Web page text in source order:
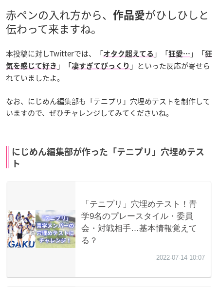
赤ペンの入れ方から、 作品愛がひしひしと
伝わって来ますね。
本投稿に対しTwitterでは、「オタク超えてる 」「狂愛… 」「狂
気を感じて好き 」「凄すぎてびっくり 」といった反応が寄せら
れていましたよ。
なお、にじめん編集部も「テニプリ」穴埋めテストを制作して
いますので、ぜひチャレンジしてみてくださいね。
にじめん編集部が作った「テニプリ」穴埋めテス
ト